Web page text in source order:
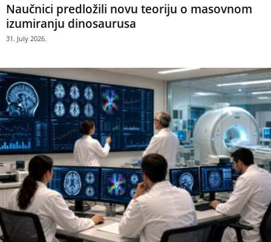
Naučnici predložili novu teoriju o masovnom
izumiranju dinosaurusa
31. July 2026.